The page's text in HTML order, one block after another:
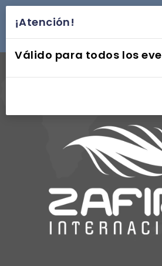
desplegar navegación
¡Atención!
Válido para todos los